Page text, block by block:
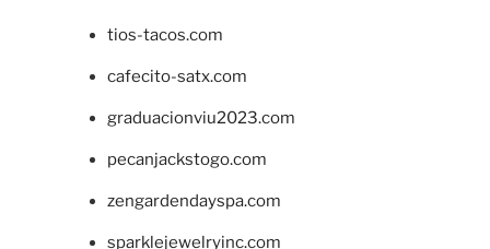
tios-tacos.com
cafecito-satx.com
graduacionviu2023.com
pecanjackstogo.com
zengardendayspa.com
sparklejewelryinc.com